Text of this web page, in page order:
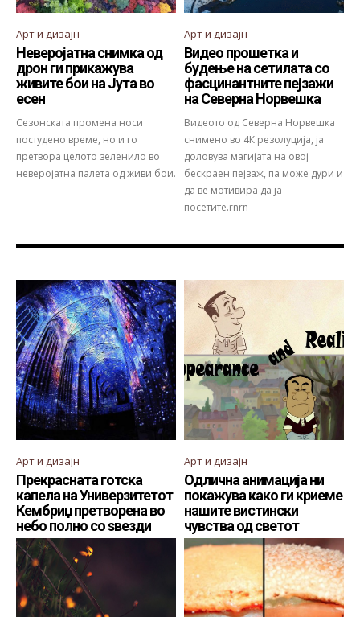
Арт и дизајн
Неверојатна снимка од
дрон ги прикажува
живите бои на Јута во
есен
Сезонската промена носи
постудено време, но и го
претвора целото зеленило во
неверојатна палета од живи бои.
Арт и дизајн
Видео прошетка и
будење на сетилата со
фасцинантните пејзажи
на Северна Норвешка
Видеото од Северна Норвешка
снимено во 4К резолуција, ја
доловува магијата на овој
бескраен пејзаж, па може дури и
да ве мотивира да ја
посетите.rnrn
Арт и дизајн
Прекрасната готска
капела на Универзитетот
Кембриџ претворена во
небо полно со ѕвезди
Арт и дизајн
Одлична анимација ни
покажува како ги криеме
нашите вистински
чувства од светот